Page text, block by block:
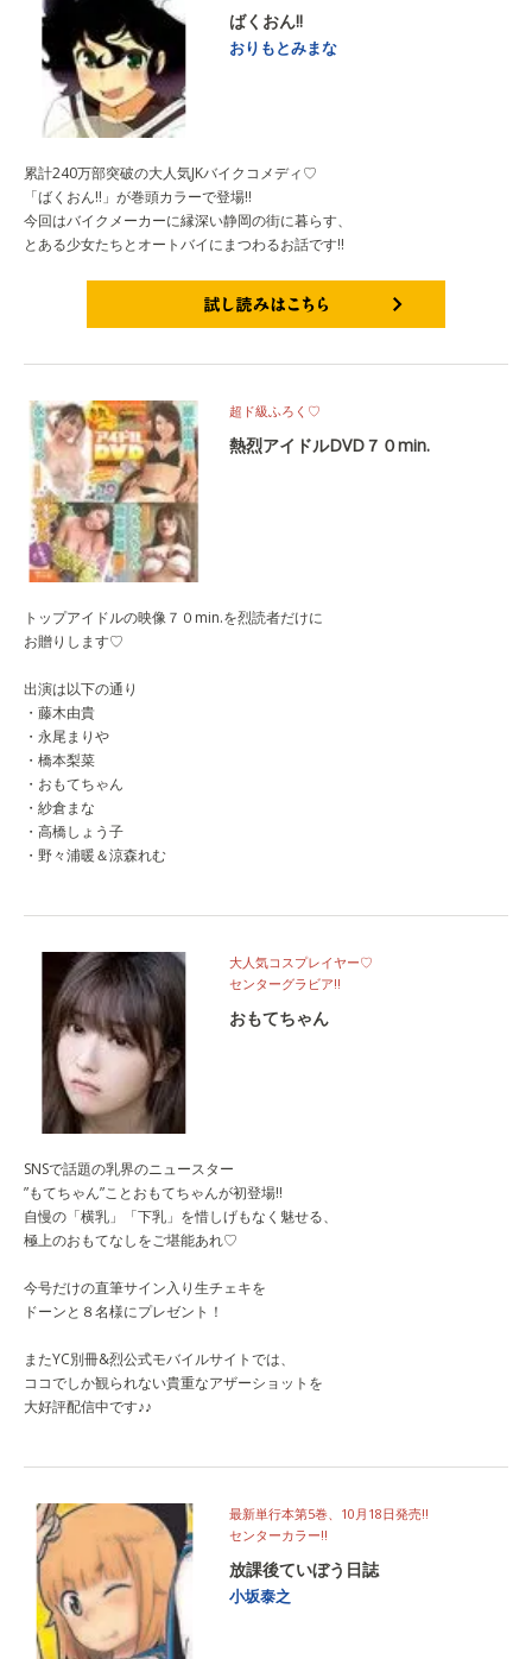
ばくおん!!
おりもとみまな
累計240万部突破の大人気JKバイクコメディ♡
「ばくおん!!」が巻頭カラーで登場!!
今回はバイクメーカーに縁深い静岡の街に暮らす、
とある少女たちとオートバイにまつわるお話です!!
超ド級ふろく♡
熱烈アイドルDVD７０min.
トップアイドルの映像７０min.を烈読者だけに
お贈りします♡
出演は以下の通り
・藤木由貴
・永尾まりや
・橋本梨菜
・おもてちゃん
・紗倉まな
・高橋しょう子
・野々浦暖＆涼森れむ
大人気コスプレイヤー♡
センターグラビア!!
おもてちゃん
SNSで話題の乳界のニュースター
”もてちゃん”ことおもてちゃんが初登場!!
自慢の「横乳」「下乳」を惜しげもなく魅せる、
極上のおもてなしをご堪能あれ♡
今号だけの直筆サイン入り生チェキを
ドーンと８名様にプレゼント！
またYC別冊&烈公式モバイルサイトでは、
ココでしか観られない貴重なアザーショットを
大好評配信中です♪♪
最新単行本第5巻、10月18日発売!!
センターカラー!!
放課後ていぼう日誌
小坂泰之